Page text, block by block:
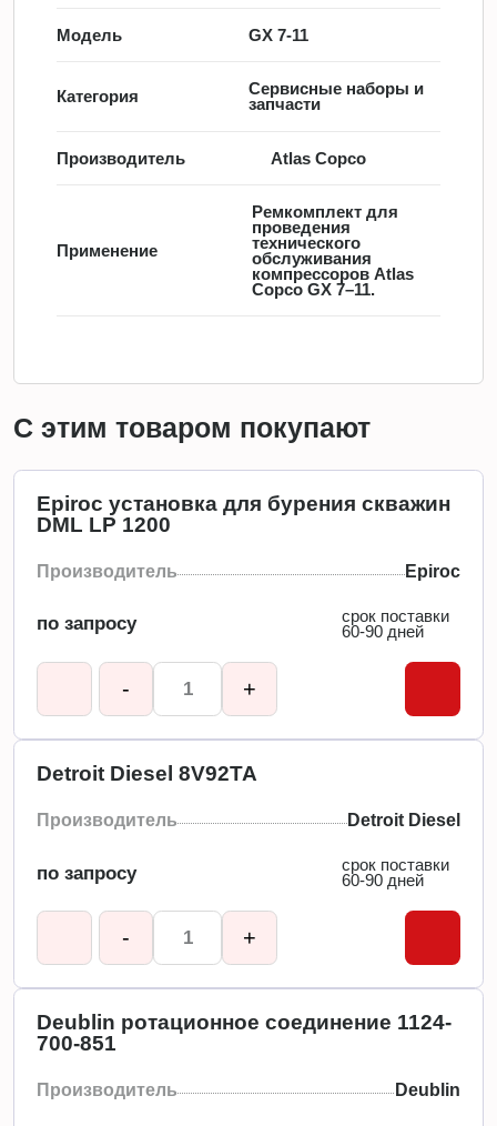
Модель GX 7-11
Категория
Сервисные наборы и
запчасти
Производитель Atlas Copco
Применение
Ремкомплект для
проведения
технического
обслуживания
компрессоров Atlas
Copco GX 7–11.
С этим товаром покупают
Epiroc установка для бурения скважин
DML LP 1200
Производитель Epiroc
по запросу
срок поставки
60-90 дней
- +
Detroit Diesel 8V92TA
Производитель Detroit Diesel
по запросу
срок поставки
60-90 дней
- +
Deublin ротационное соединение 1124-
700-851
Производитель Deublin